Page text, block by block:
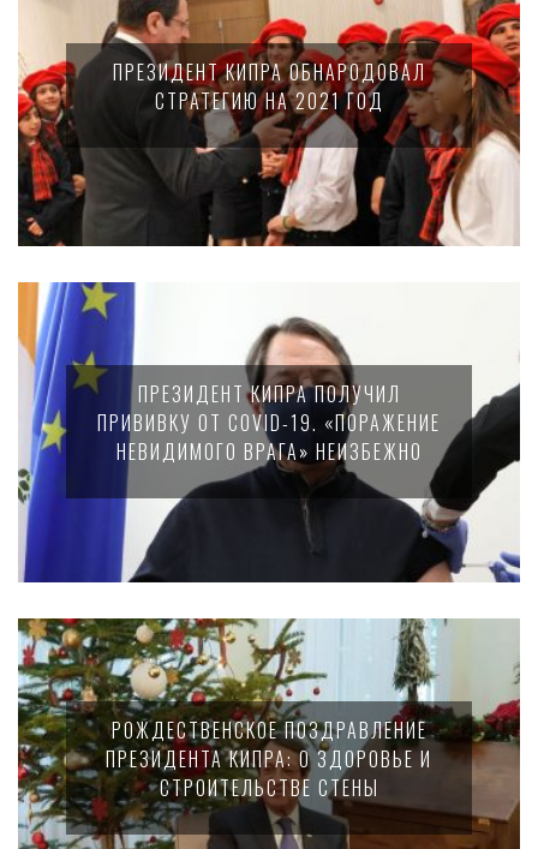
ПРЕЗИДЕНТ КИПРА ОБНАРОДОВАЛ
СТРАТЕГИЮ НА 2021 ГОД
ПРЕЗИДЕНТ КИПРА ПОЛУЧИЛ
ПРИВИВКУ ОТ COVID-19. «ПОРАЖЕНИЕ
НЕВИДИМОГО ВРАГА» НЕИЗБЕЖНО
РОЖДЕСТВЕНСКОЕ ПОЗДРАВЛЕНИЕ
ПРЕЗИДЕНТА КИПРА: О ЗДОРОВЬЕ И
СТРОИТЕЛЬСТВЕ СТЕНЫ